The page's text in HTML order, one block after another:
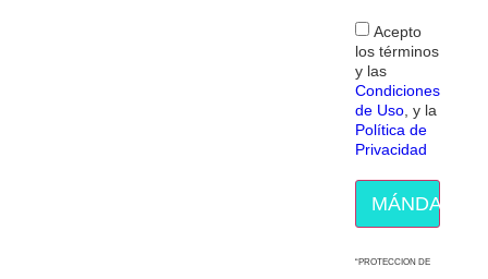
Acepto
los términos
y las
Condiciones
de Uso, y la
Política de
Privacidad
MÁNDAME
“PROTECCION DE